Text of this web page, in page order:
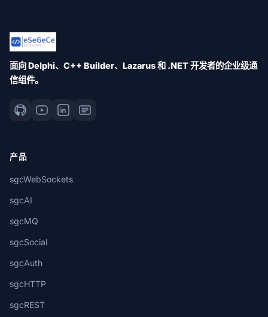
面向 Delphi、C++ Builder、Lazarus 和 .NET 开发者的企业级通
信组件。
产品
sgcWebSockets
sgcAI
sgcMQ
sgcSocial
sgcAuth
sgcHTTP
sgcREST